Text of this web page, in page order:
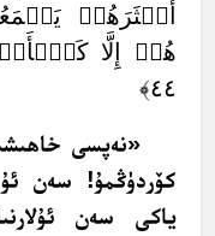
أَكۡثَرَهُمۡ
هُمۡ إِلَّا
٤٤﴾
«نەپسى
كۆردۈڭمۇ! سەن ئۇ
ياكى سەن